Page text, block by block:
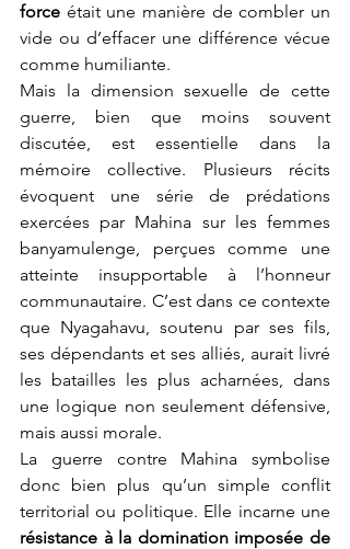
force était une manière de combler un
vide ou d’effacer une différence vécue
comme humiliante.
Mais la dimension sexuelle de cette
guerre, bien que moins souvent
discutée, est essentielle dans la
mémoire collective. Plusieurs récits
évoquent une série de prédations
exercées par Mahina sur les femmes
banyamulenge, perçues comme une
atteinte insupportable à l’honneur
communautaire. C’est dans ce contexte
que Nyagahavu, soutenu par ses fils,
ses dépendants et ses alliés, aurait livré
les batailles les plus acharnées, dans
une logique non seulement défensive,
mais aussi morale.
La guerre contre Mahina symbolise
donc bien plus qu’un simple conflit
résistance à la domination imposée de